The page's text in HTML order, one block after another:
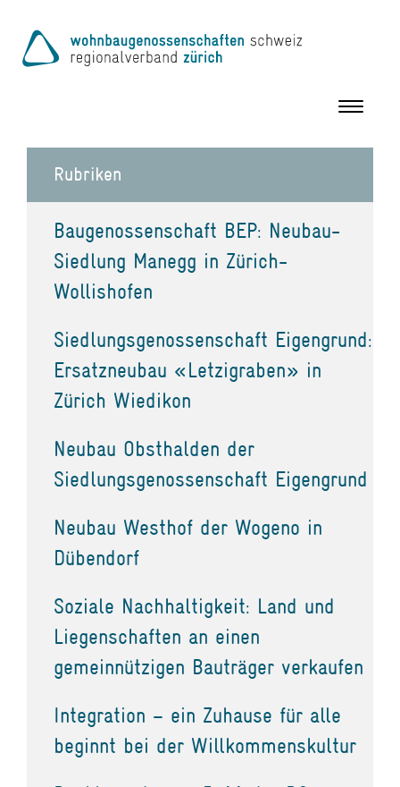
Toggle
Rubriken
Baugenossenschaft BEP: Neubau-
Siedlung Manegg in Zürich-
Wollishofen
Siedlungsgenossenschaft Eigengrund:
Ersatzneubau «Letzigraben» in
Zürich Wiedikon
Neubau Obsthalden der
Siedlungsgenossenschaft Eigengrund
Neubau Westhof der Wogeno in
Dübendorf
Soziale Nachhaltigkeit: Land und
Liegenschaften an einen
gemeinnützigen Bauträger verkaufen
Integration – ein Zuhause für alle
beginnt bei der Willkommenskultur